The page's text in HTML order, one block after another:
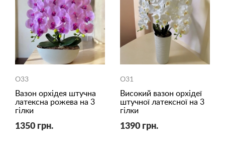
O33
Вазон орхідея штучна
латексна рожева на 3
гілки
1350 грн.
O31
Високий вазон орхідеї
штучної латексної на 3
гілки
1390 грн.